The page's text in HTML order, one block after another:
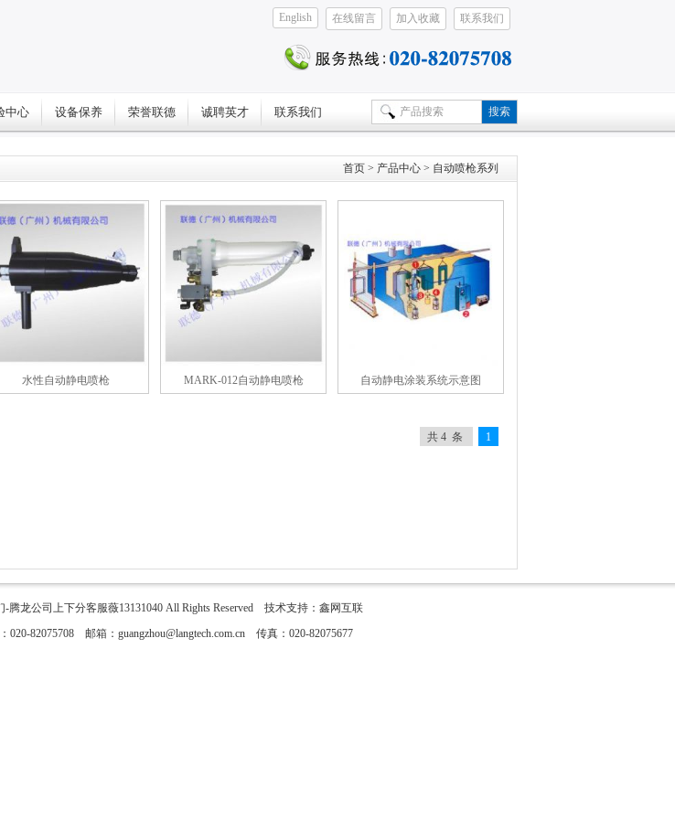
English 在线留言 加入收藏 联系我们
中心 设备保养 荣誉联德 诚聘英才 联系我们
首页 > 产品中心 > 自动喷枪系列
水性自动静电喷枪 MARK-012自动静电喷枪 自动静电涂装系统示意图
共 4 条 1
腾龙公司上下分客服薇13131040 All Rights Reserved 技术支持： 鑫网互联
82075708 邮箱：guangzhou@langtech.com.cn 传真：020-82075677